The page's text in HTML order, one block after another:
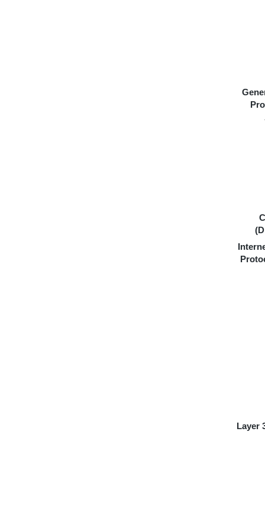
Layer